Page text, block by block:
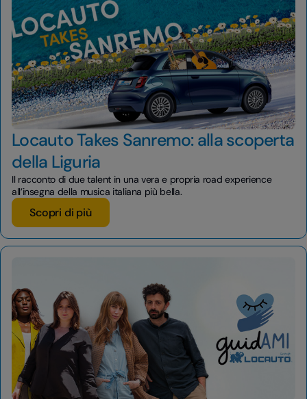
Locauto Takes Sanremo: alla scoperta
della Liguria
Il racconto di due talent in una vera e propria road experience
all’insegna della musica italiana più bella.
Scopri di più